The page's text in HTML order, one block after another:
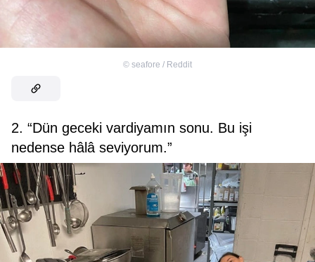
© seafore / Reddit
2. “Dün geceki vardiyamın sonu. Bu işi
nedense hâlâ seviyorum.”